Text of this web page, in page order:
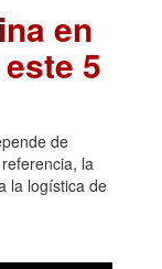
en
5
de
la
la logística de